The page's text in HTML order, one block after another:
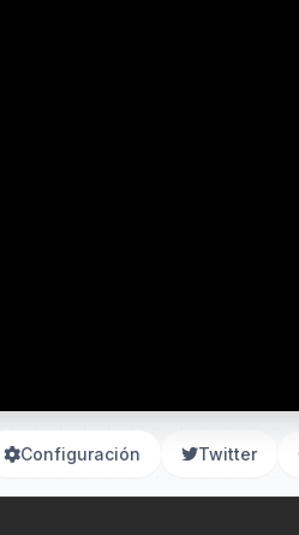
Configuración Twitter